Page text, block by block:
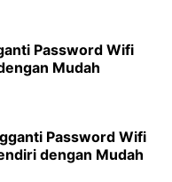
Password Wifi
Mudah
Password Wifi
dengan Mudah